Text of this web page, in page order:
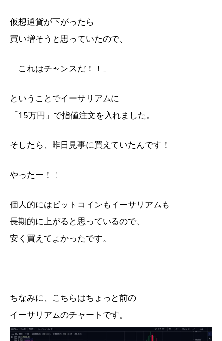
仮想通貨が下がったら
買い増そうと思っていたので、
「これはチャンスだ！！」
ということでイーサリアムに
「15万円」で指値注文を入れました。
そしたら、昨日見事に買えていたんです！
やったー！！
個人的にはビットコインもイーサリアムも
長期的に上がると思っているので、
安く買えてよかったです。
ちなみに、こちらはちょっと前の
イーサリアムのチャートです。